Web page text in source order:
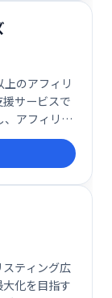
のアフィリ
サービスで
、アフィリエ
利用でき、手
まで幅広く
を支援しま
ティング広
化を目指す